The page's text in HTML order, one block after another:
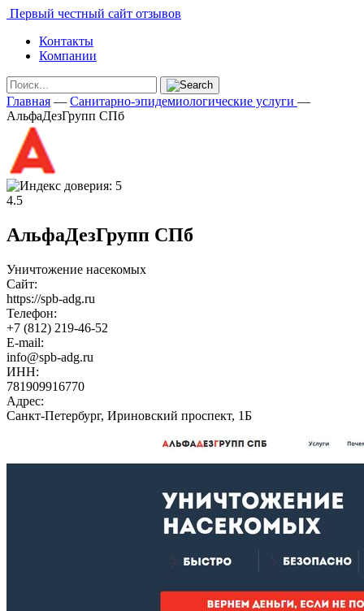
Первый честный сайт отзывов
Контакты
Компании
Главная — Санитарно-эпидемиологические услуги —
АльфаДезГрупп СПб
4.5
АльфаДезГрупп СПб
Уничтожение насекомых
Сайт:
https://spb-adg.ru
Телефон:
+7 (812) 219-46-52
E-mail:
info@spb-adg.ru
ИНН:
781909916770
Адрес:
Санкт-Петербург, Ириновский проспект, 1Б